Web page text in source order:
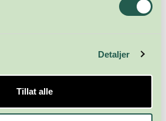
Detaljer
Tillat alle